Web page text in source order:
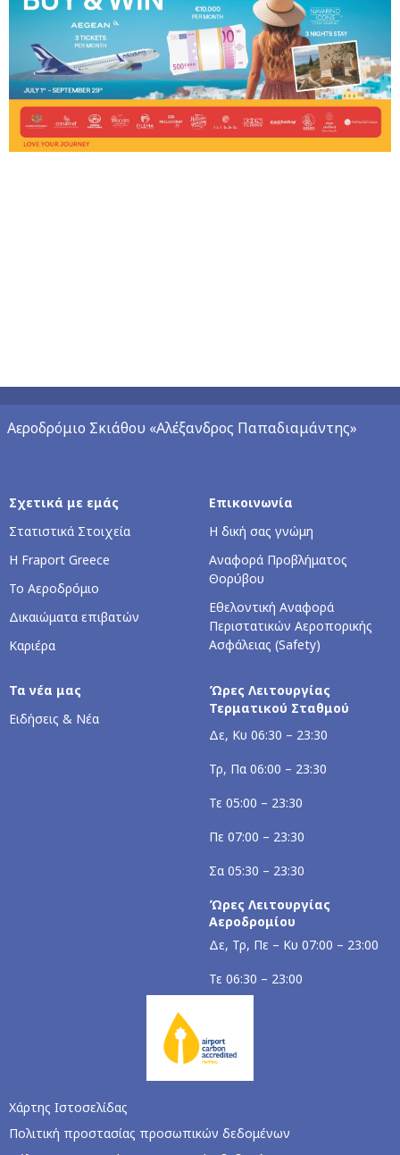
Αεροδρόμιο Σκιάθου «Αλέξανδρος Παπαδιαμάντης»
Σχετικά με εμάς
Στατιστικά Στοιχεία
Η Fraport Greece
Το Αεροδρόμιο
Δικαιώματα επιβατών
Καριέρα
Επικοινωνία
Η δική σας γνώμη
Αναφορά Προβλήματος
Θορύβου
Εθελοντική Αναφορά
Περιστατικών Αεροπορικής
Ασφάλειας (Safety)
Τα νέα μας
Ειδήσεις & Νέα
Ώρες Λειτουργίας
Τερματικού Σταθμού
Δε, Κυ 06:30 – 23:30
Τρ, Πα 06:00 – 23:30
Τε 05:00 – 23:30
Πε 07:00 – 23:30
Σα 05:30 – 23:30
Ώρες Λειτουργίας
Αεροδρομίου
Δε, Τρ, Πε – Κυ 07:00 – 23:00
Τε 06:30 – 23:00
Χάρτης Ιστοσελίδας
Πολιτική προστασίας προσωπικών δεδομένων